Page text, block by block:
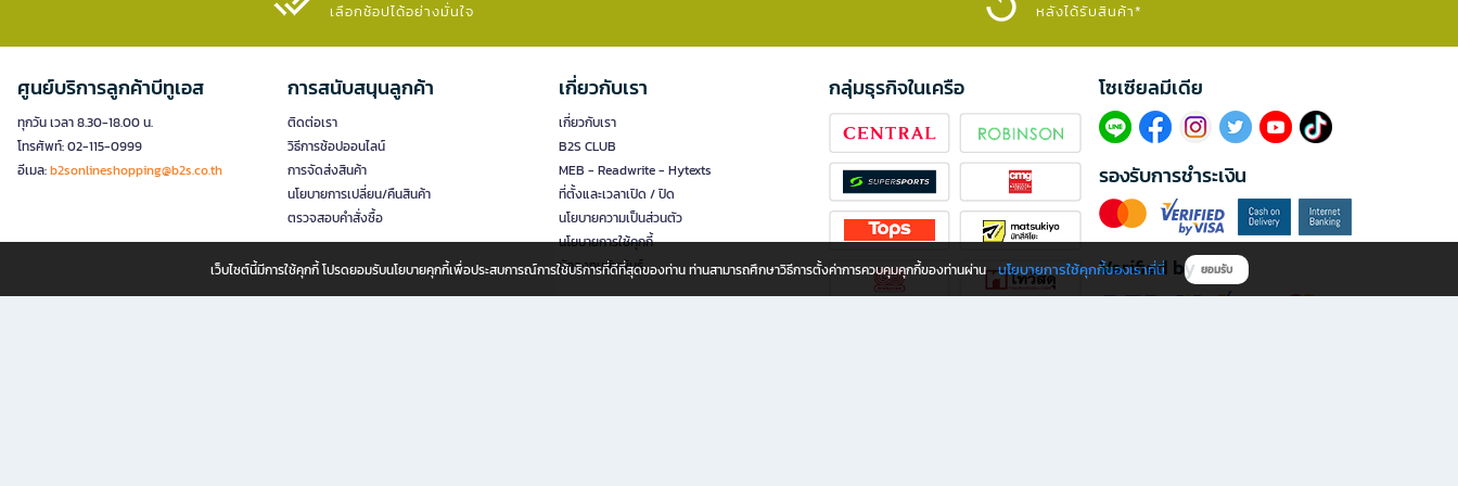
เลือกช้อปได้อย่างมั่นใจ​
หลังได้รับสินค้า*
ศูนย์บริการลูกค้าบีทูเอส
ทุกวัน เวลา 8.30-18.00 น.
โทรศัพท์: 02-115-0999
อีเมล:b2sonlineshopping@b2s.co.th
การสนับสนุนลูกค้า
ติดต่อเรา
วิธีการช้อปออนไลน์
การจัดส่งสินค้า
นโยบายการเปลี่ยน/คืนสินค้า
ตรวจสอบคำสั่งซื้อ
เกี่ยวกับเรา
เกี่ยวกับเรา
B2S CLUB
MEB - Readwrite - Hytexts
ที่ตั้งและเวลาเปิด / ปิด
นโยบายความเป็นส่วนตัว
นโยบายการใช้คุกกี้
นักลงทุนสัมพันธ์
กลุ่มธุรกิจในเครือ โซเซียลมีเดีย​
รองรับการชำระเงิน
Verified by
เว็บไซต์นี้มีการใช้คุกกี้ โปรดยอมรับนโยบายคุกกี้เพื่อประสบการณ์การใช้บริการที่ดีที่สุดของท่าน ท่านสามารถศึกษาวิธีการตั้งค่าการควบคุมคุกกี้ของท่านผ่าน นโยบายการใช้คุกกี้ของเราที่นี่ ยอมรับ